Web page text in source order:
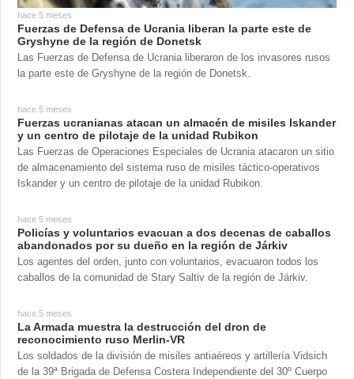
hace 5 meses
Fuerzas de Defensa de Ucrania liberan la parte este de
Gryshyne de la región de Donetsk
Las Fuerzas de Defensa de Ucrania liberaron de los invasores rusos
la parte este de Gryshyne de la región de Donetsk.
hace 5 meses
Fuerzas ucranianas atacan un almacén de misiles Iskander
y un centro de pilotaje de la unidad Rubikon
Las Fuerzas de Operaciones Especiales de Ucrania atacaron un sitio
de almacenamiento del sistema ruso de misiles táctico-operativos
Iskander y un centro de pilotaje de la unidad Rubikon.
hace 5 meses
Policías y voluntarios evacuan a dos decenas de caballos
abandonados por su dueño en la región de Járkiv
Los agentes del orden, junto con voluntarios, evacuaron todos los
caballos de la comunidad de Stary Saltiv de la región de Járkiv.
hace 5 meses
La Armada muestra la destrucción del dron de
reconocimiento ruso Merlin-VR
Los soldados de la división de misiles antiaéreos y artillería Vidsich
de la 39ª Brigada de Defensa Costera Independiente del 30º Cuerpo